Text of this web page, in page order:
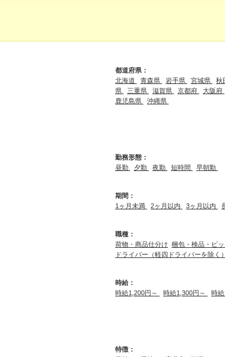
都道府県：
北海道
青森県 岩手県 宮城県 秋
県
三重県 滋賀県 京都府 大阪府
鹿児島県
沖縄県
勤務形態：
昼勤
夕勤 夜勤 短時間 早朝勤
期間：
1ヶ月未満
2ヶ月以内 3ヶ月以内
職種：
荷物・商品仕分け 梱包・検品・ピ
ドライバー（軽四ドライバーを除く）
時給：
時給1,200円～
時給1,300円～ 時
特徴：